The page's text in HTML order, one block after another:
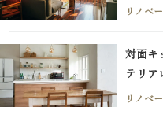
リノベ
対面キ
テリア
リノベ